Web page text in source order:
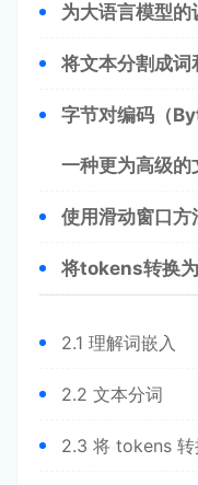
为大语言模型
将文本分割成
字节对编码（
一种更为高级的
使用滑动窗口方
将tokens转换
2.1 理解词嵌入
2.2 文本分词
2.3 将 tokens